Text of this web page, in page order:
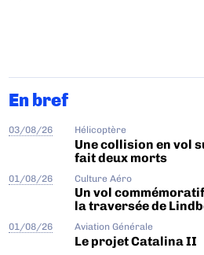
En bref
03/08/26 Hélicoptère
Une collision en vol
fait deux morts
01/08/26 Culture Aéro
Un vol
la traversée de
01/08/26 Aviation Générale
Le projet Catalina II